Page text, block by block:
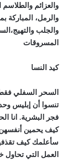
والعزائم والطلاسم
والرمل، المباركة
والجلب
المسروقات
كيد النسا
السحر السفلي فقط
تنسوا أن إبليس
فجر البشرية. انا
كيف يحمين
سأعلمك كيف
العمل التي تحاول